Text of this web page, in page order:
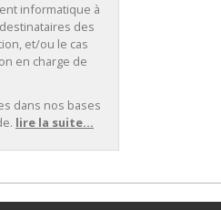
informatique à
des
et/ou le cas
en charge de
dans nos bases
lire la suite...